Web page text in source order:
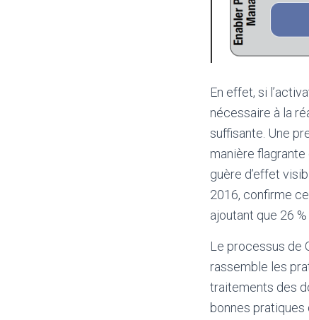
En effet, si
nécessaire à la
suffisante. Une
manière
guère d’effet
2016, confirme
ajoutant que 26
Le processus de
rassemble les
traitements des
bonnes pratiques